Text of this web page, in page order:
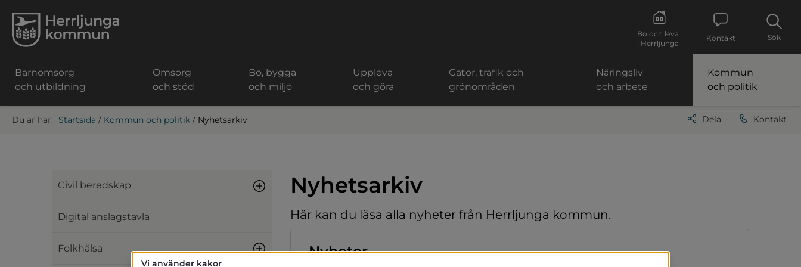
Bo och leva
i Herrljunga
Kontakt Sök
Barnomsorg
och utbildning
Omsorg
och stöd
Bo, bygga
och miljö
Uppleva
och göra
Gator, trafik och
grönområden
Näringsliv
och arbete
Kommun
och politik
Startsida / Kommun och politik / Nyhetsarkiv Dela Kontakt
Civil beredskap
Digital anslagstavla
Folkhälsa
Nyhetsarkiv
Här kan du läsa alla nyheter från Herrljunga kommun.
Nyheter
Vi använder kakor